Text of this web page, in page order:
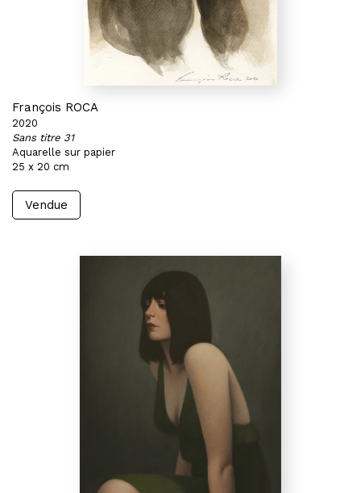
François ROCA
2020
Sans titre 31
Aquarelle sur papier
25 x 20 cm
Vendue